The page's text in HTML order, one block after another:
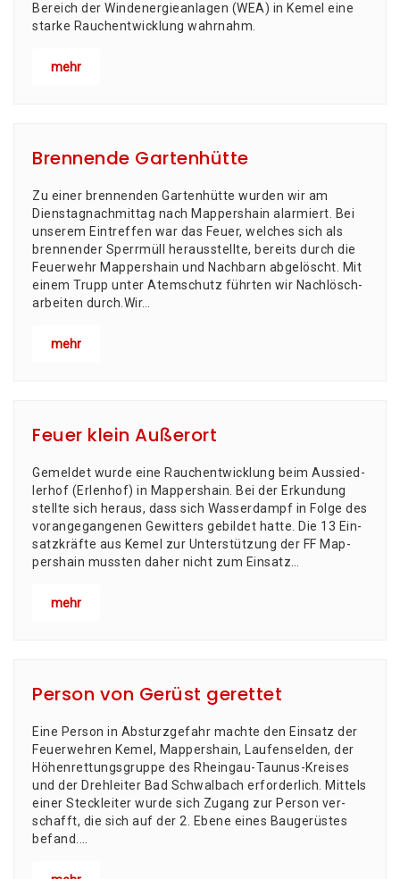
Bereich der Windenergieanlagen (WEA) in Kemel eine
starke Rauchentwicklung wahrnahm.
mehr
Brennende Gartenhütte
Zu einer bren­nen­den Gar­ten­hüt­te wur­den wir am
Diens­tag­nach­mit­tag nach Map­pers­hain alarmiert. Bei
unse­rem Ein­tref­fen war das Feu­er, wel­ches sich als
bren­nen­der Sperr­müll her­aus­stell­te, bereits durch die
Feu­er­wehr Map­pers­hain und Nach­barn abgelöscht. Mit
einem Trupp unter Atem­schutz führ­ten wir Nach­lösch­
ar­bei­ten durch.Wir…
mehr
Feuer klein Außerort
Gemel­det wur­de eine Rauch­ent­wick­lung beim Aus­sied­
ler­hof (Erlen­hof) in Map­pers­hain. Bei der Erkun­dung
stell­te sich her­aus, dass sich Was­ser­dampf in Fol­ge des
vor­an­ge­gan­ge­nen Gewit­ters gebil­det hat­te. Die 13 Ein­
satz­kräf­te aus Kemel zur Unter­stüt­zung der FF Map­
pers­hain muss­ten daher nicht zum Ein­satz…
mehr
Person von Gerüst gerettet
Eine Per­son in Absturz­ge­fahr mach­te den Ein­satz der
Feu­er­weh­ren Kemel, Map­pers­hain, Lau­fen­sel­den, der
Höhen­ret­tungs­grup­pe des Rhein­gau-Tau­nus-Krei­ses
und der Dreh­lei­ter Bad Schwal­bach erforderlich. Mit­tels
einer Steck­lei­ter wur­de sich Zugang zur Per­son ver­
schafft, die sich auf der 2. Ebe­ne eines Bau­ge­rüs­tes
befand.…